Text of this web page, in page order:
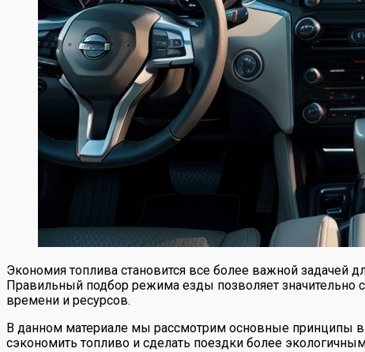
Экономия топлива становится все более важной задачей
Правильный подбор режима езды позволяет значительно
времени и ресурсов.
В данном материале мы рассмотрим основные принципы
сэкономить топливо и сделать поездки более